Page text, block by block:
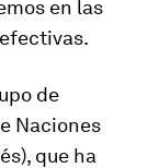
en las
de
Naciones
que ha